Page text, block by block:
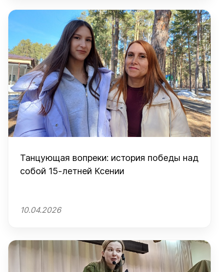
Танцующая вопреки: история победы над
собой 15-летней Ксении
10.04.2026